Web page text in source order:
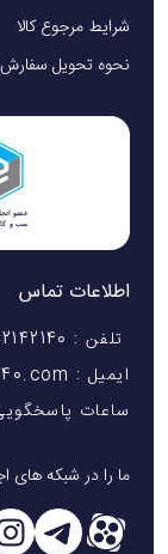
شرایط مرجوع کالا
نحوه تحویل سفارش
اطلاعات تماس
تلفن : 02142140
ایمیل : support@mobile140.com
ساعات پاسخگویی
ما را در شبکه های